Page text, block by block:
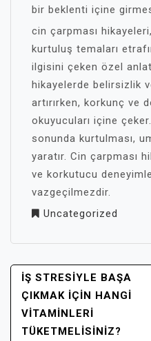
bir beklenti içine
cin çarpması
kurtuluş temaları
ilgisini çeken özel
hikayelerde belirsizlik
artırırken, korkunç ve
okuyucuları içine
sonunda kurtulması,
yaratır. Cin çarpması
ve korkutucu
vazgeçilmezdir.
Uncategorized
YAZI
GEZINMESI
İŞ STRESIYLE BAŞA
ÇIKMAK İÇIN HANGI
VITAMINLERI
TÜKETMELISINIZ?